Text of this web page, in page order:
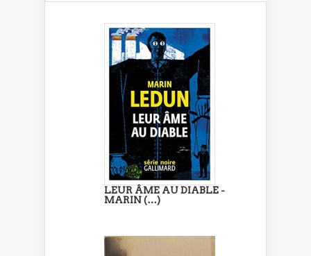
LEUR ÂME AU DIABLE -
MARIN (…)